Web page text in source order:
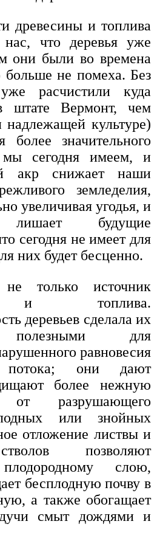
древесины и топлива
нас, что деревья уже
они были во времена
больше не помеха. Без
расчистили куда
штате Вермонт, чем
надлежащей культуре)
более значительного
мы сегодня имеем, и
акр снижает наши
земледелия,
увеличивая угодья, и
лишает будущие
сегодня не имеет для
них будет бесценно.
только источник
и топлива.
деревьев сделала их
полезными для
равновесия
потока; они дают
более нежную
от разрушающего
или знойных
отложение листвы и
позволяют
плодородному слою,
бесплодную почву в
а также обогащает
смыт дождями и